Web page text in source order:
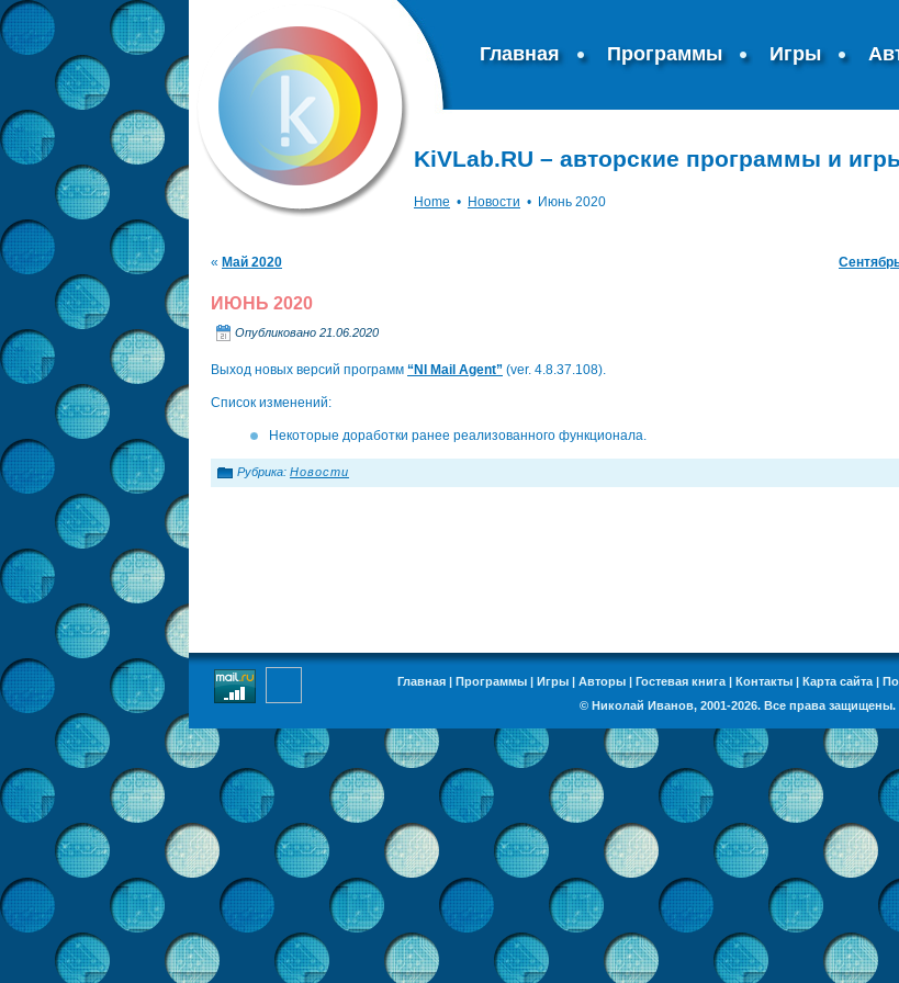
Главная Программы Игры
KiVLab.RU – авторские программы и
Home • Новости • Июнь 2020
« Май 2020
ИЮНЬ 2020
Опубликовано 21.06.2020
Выход новых версий программ “NI Mail Agent” (ver. 4.8.37.108).
Список изменений:
Некоторые доработки ранее реализованного функционала.
Рубрика: Новости
Главная| Программы| Игры| Авторы| Гостевая книга| Контакты| Карта сайта|
© Николай Иванов, 2001-2026. Все права защищены.